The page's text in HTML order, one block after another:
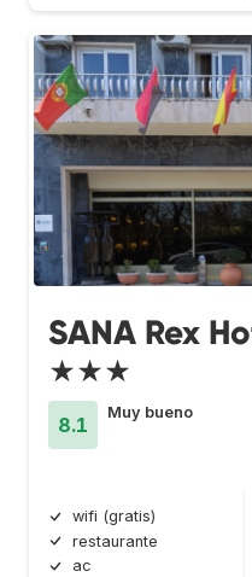
SANA Rex
★★★
8.1
Muy bueno
wifi (gratis)
restaurante
ac